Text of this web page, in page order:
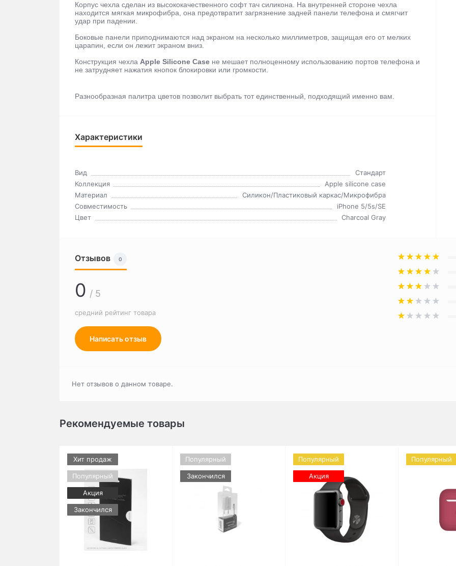
Корпус чехла сделан из высококачественного софт тач силикона. На внутренней стороне чехла
находится мягкая микрофибра, она предотвратит загрязнение задней панели телефона и смягчит
удар при падении.
Боковые панели приподнимаются над экраном на несколько миллиметров, защищая его от мелких
царапин, если он лежит экраном вниз.
Конструкция чехла Apple Silicone Case не мешает полноценному использованию портов телефона и
не затрудняет нажатия кнопок блокировки или громкости.
Разнообразная палитра цветов позволит выбрать тот единственный, подходящий именно вам.
Характеристики
Вид
Стандарт
Коллекция
Apple silicone case
Материал
Силикон/Пластиковый каркас/Микрофибра
Совместимость
iPhone 5/5s/SE
Цвет
Charcoal Gray
Отзывов 0
0 / 5
средний рейтинг товара
Написать отзыв
Нет отзывов о данном товаре.
Рекомендуемые товары
Хит продаж
Популярный
Акция
Закончился
Популярный
Закончился
Популярный
Акция
Популярный